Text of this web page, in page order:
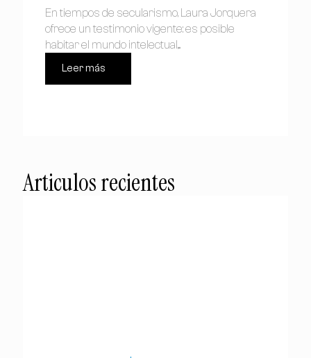
En tiempos de secularismo, Laura Jorquera
ofrece un testimonio vigente: es posible
habitar el mundo intelectual,...
Leer más
Articulos recientes